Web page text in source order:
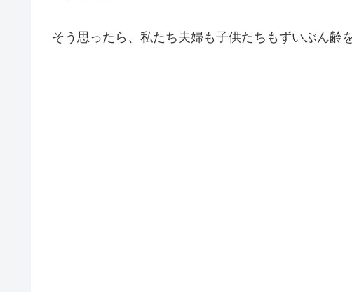
そう思ったら、私たち夫婦も子供たちもずいぶん齢